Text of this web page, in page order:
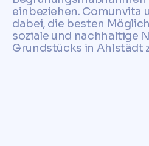
einbeziehen. Comunvita
dabei, die besten
soziale und nachhaltige
Grundstücks in Ahlstädt